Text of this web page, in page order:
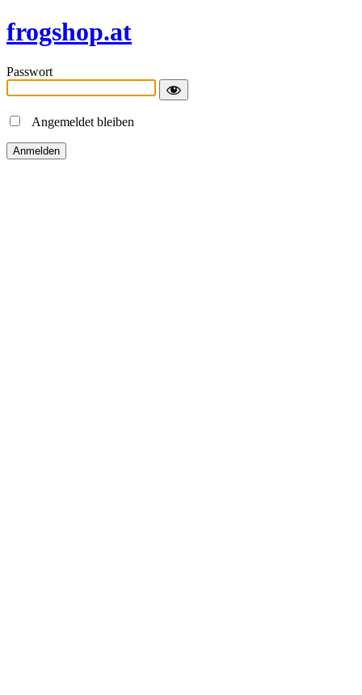
frogshop.at
Passwort
Angemeldet bleiben